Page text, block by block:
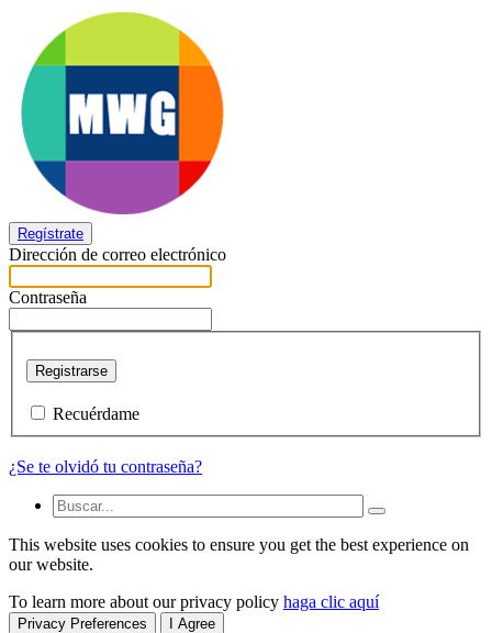
Regístrate
Dirección de correo electrónico
Contraseña
Registrarse
Recuérdame
¿Se te olvidó tu contraseña?
This website uses cookies to ensure you get the best experience on
our website.
To learn more about our privacy policy haga clic aquí
Privacy Preferences I Agree